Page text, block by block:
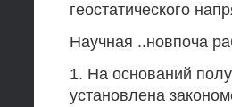
геостатического
Научная ..новпоча
1. На оснований
установлена